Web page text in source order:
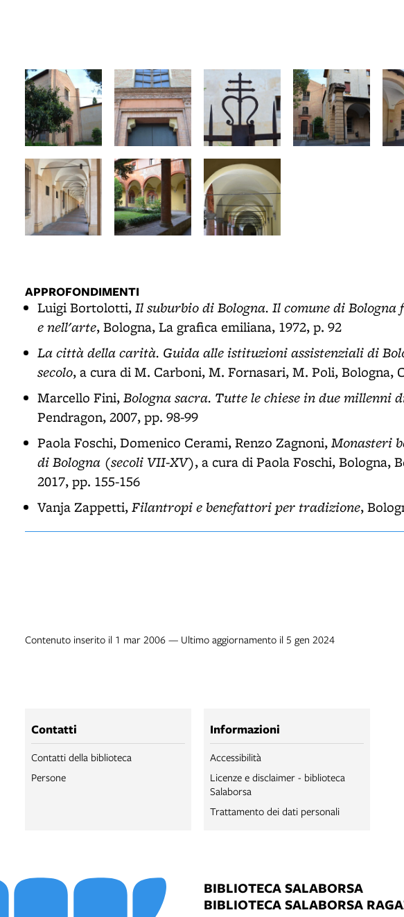
APPROFONDIMENTI
Luigi Bortolotti,Il suburbio di Bologna. Il comune di
e nell'arte, Bologna, La grafica emiliana, 1972, p. 92
La città della carità. Guida alle istituzioni assistenziali di
secolo, a cura di M. Carboni, M. Fornasari, M. Poli, Bologna,
Marcello Fini,Bologna sacra. Tutte le chiese in due millenni
Pendragon, 2007, pp. 98-99
Paola Foschi, Domenico Cerami, Renzo Zagnoni,Monasteri
di Bologna (secoli VII-XV), a cura di Paola Foschi, Bologna,
2017, pp. 155-156
Vanja Zappetti,Filantropi e benefattori per tradizione,
Contenuto inserito il 1 mar 2006 — Ultimo aggiornamento il 5 gen 2024
Contatti
Contatti della biblioteca
Persone
Informazioni
Accessibilità
Licenze e disclaimer - biblioteca
Salaborsa
Trattamento dei dati personali
BIBLIOTECA SALABORSA
BIBLIOTECA SALABORSA